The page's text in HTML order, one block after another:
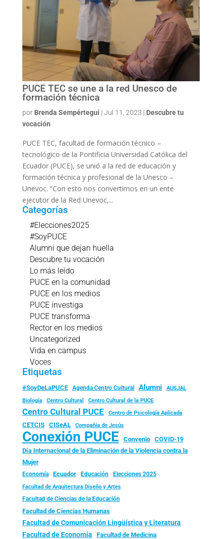
PUCE TEC se une a la red Unesco de
formación técnica
por Brenda Sempértegui | Jul 11, 2023 | Descubre tu
vocación
PUCE TEC, facultad de formación técnico –
tecnológico de la Pontificia Universidad Católica del
Ecuador (PUCE), se unió a la red de educación y
formación técnica y profesional de la Unesco –
Unevoc. “Con esto nos convertimos en un ente
ejecutor de la Red Unevoc,...
Categorías
#Elecciones2025
#SoyPUCE
Alumni que dejan huella
Descubre tu vocación
Lo más leído
PUCE en la comunidad
PUCE en los medios
PUCE investiga
PUCE transforma
Rector en los medios
Uncategorized
Vida en campus
Voces
Etiquetas
#SoyDeLaPUCE Agenda Centro Cultural Alumni
AUSJAL
Biología
Centro Cultural Centro Cultural de la PUCE
Centro Cultural PUCE Centro de Psicología Aplicada
CETCIS CISeAL Compañía de Jesús
Conexión PUCE Convenio
COVID-19
Día Internacional de la Eliminación de la Violencia contra la
Mujer
Economía Ecuador Educación Elecciones 2025
Facultad de Arquitectura Diseño y Artes
Facultad de Ciencias de la Educación
Facultad de Ciencias Humanas
Facultad de Comunicación Lingüística y Literatura
Facultad de Economía Facultad de Medicina